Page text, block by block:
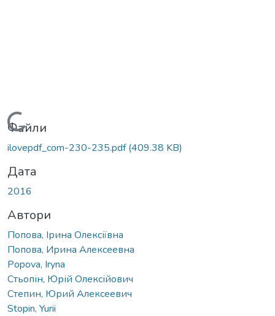
Вантажиться...
Файли
ilovepdf_com-230-235.pdf(409.38 KB)
Дата
2016
Автори
Попова, Ірина Олексіївна
Попова, Ирина Алексеевна
Popovа, Іryna
Стьопін, Юрій Олексійович
Степин, Юрий Алексеевич
Stopin, Yurii